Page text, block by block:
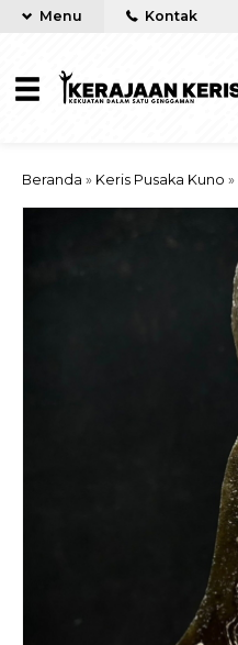
Menu Kontak
Beranda » Keris Pusaka Kuno »